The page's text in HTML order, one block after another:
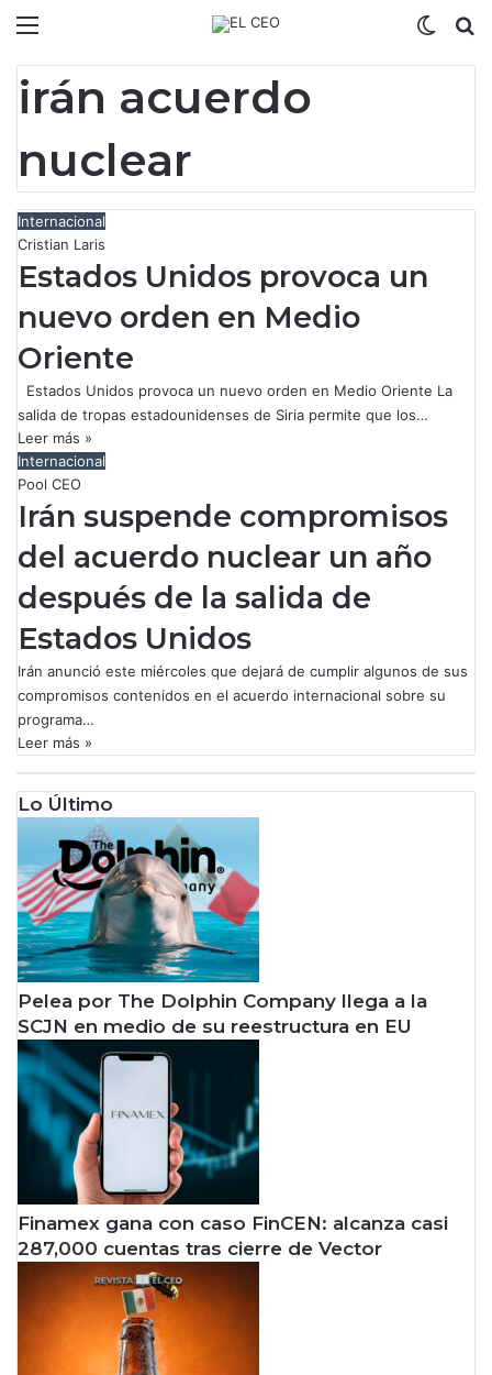
irán acuerdo
nuclear
Internacional
Cristian Laris
Estados Unidos provoca un
nuevo orden en Medio
Oriente
Estados Unidos provoca un nuevo orden en Medio Oriente La
salida de tropas estadounidenses de Siria permite que los…
Leer más »
Internacional
Pool CEO
Irán suspende compromisos
del acuerdo nuclear un año
después de la salida de
Estados Unidos
Irán anunció este miércoles que dejará de cumplir algunos de sus
compromisos contenidos en el acuerdo internacional sobre su
programa…
Leer más »
Lo Último
Pelea por The Dolphin Company llega a la
SCJN en medio de su reestructura en EU
Finamex gana con caso FinCEN: alcanza casi
287,000 cuentas tras cierre de Vector